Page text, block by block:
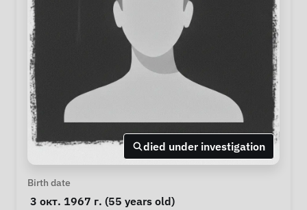
died under investigation
Personal Information
Birth date
3 окт. 1967 г. (55 years old)